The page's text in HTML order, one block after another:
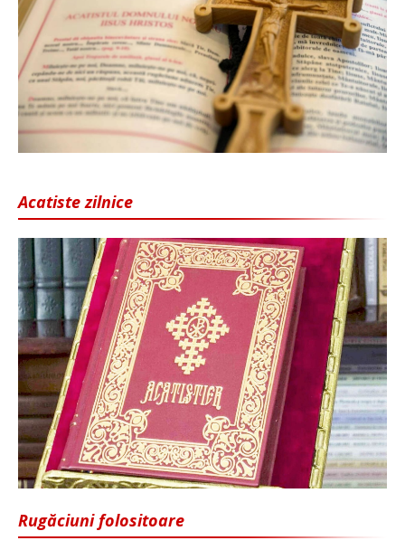
Acatiste zilnice
Rugăciuni folositoare